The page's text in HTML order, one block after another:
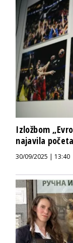
Izložbom
najavila
30/09/2025 | 13:40